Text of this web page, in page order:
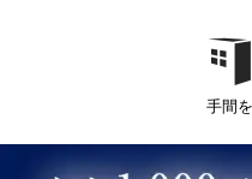
手間